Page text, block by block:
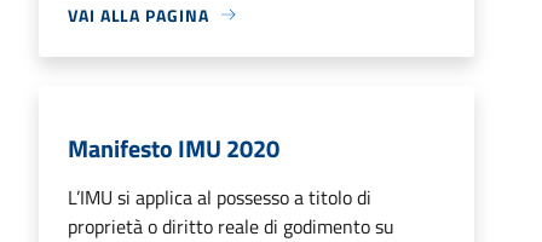
VAI ALLA PAGINA
Manifesto IMU 2020
L’IMU si applica al possesso a titolo di
proprietà o diritto reale di godimento su